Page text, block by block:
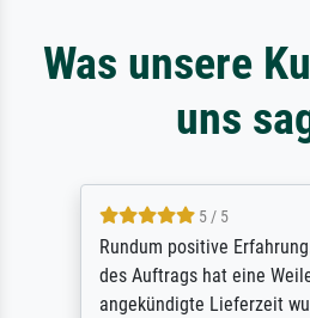
Was unsere
uns
5 / 5
Rundum positive
des Auftrags hat eine
angekündigte Lieferzeit